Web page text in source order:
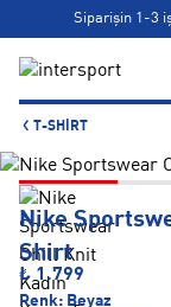
Bonus
Siparişin 1-3
Bonus
T-SHIRT
Nike
Shirt
₺ 1.799
Renk: Beyaz